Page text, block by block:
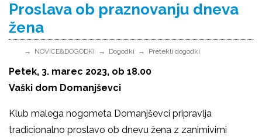
Proslava ob praznovanju dneva
žena
NOVICE&DOGODKI Dogodki Pretekli dogodki
Petek, 3. marec 2023, ob 18.00
Vaški dom Domanjševci
Klub malega nogometa Domanjševci pripravlja
tradicionalno proslavo ob dnevu žena z zanimivimi